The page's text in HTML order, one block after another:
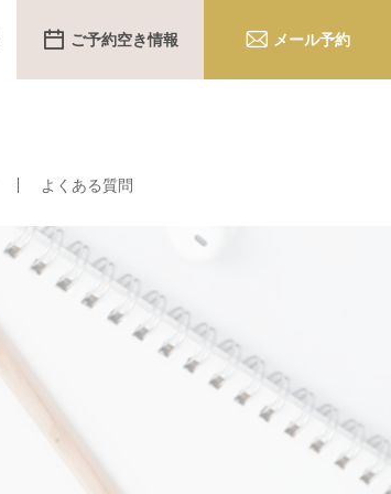
よくある質問
ご予約空き情報 メール予約